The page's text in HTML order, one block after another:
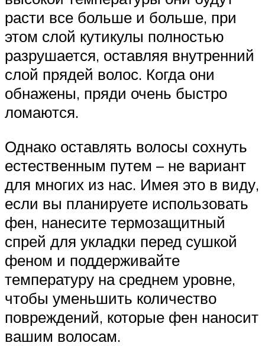
расти все больше и больше, при
этом слой кутикулы полностью
разрушается, оставляя внутренний
слой прядей волос. Когда они
обнажены, пряди очень быстро
ломаются.
Однако оставлять волосы сохнуть
естественным путем – не вариант
для многих из нас. Имея это в виду,
если вы планируете использовать
фен, нанесите термозащитный
спрей для укладки перед сушкой
феном и поддерживайте
температуру на среднем уровне,
чтобы уменьшить количество
повреждений, которые фен наносит
вашим волосам.